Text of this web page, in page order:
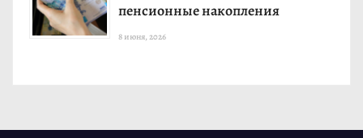
пенсионные накопления
8 июня, 2026